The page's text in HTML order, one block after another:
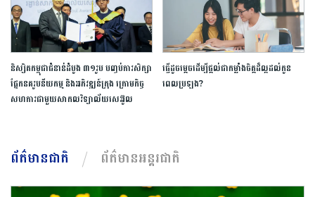
និស្សិត​កម្ពុជា​ជំនាន់​ដំបូង​ ​៣១​រូប​ ​បញ្ចប់​ការ​សិក្សា​
ផ្នែក​នគរូបនីយកម្ម ​និង​អភិវឌ្ឍន៍​ក្រុង​ ក្រោម​កិច្ច
សហការ​ជាមួយ​សាកលវិទ្យាល័យ​សេអ៊ូល​
ធ្វើ​ដូចម្តេច​ដើម្បី​ផ្តល់ជា​កម្លាំងចិត្ត​ដ៏​ល្អ​ដល់​កូន​
ពេល​ប្រឡង​?​
ព័ត៌មានជាតិ ព័ត៌មានអន្តរជាតិ